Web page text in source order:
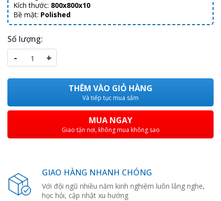
Kích thước: 800x800x10
Bề mặt: Polished
Số lượng:
- +
THÊM VÀO GIỎ HÀNG
Và tiếp tục mua sắm
MUA NGAY
Giao tận nơi, không mua không sao
GIAO HÀNG NHANH CHÓNG
Với đội ngũ nhiều năm kinh nghiệm luôn lắng nghe,
học hỏi, cập nhật xu hướng